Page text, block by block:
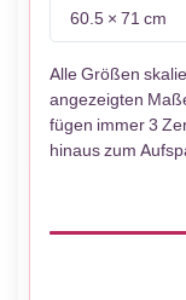
60.5 × 71 cm
Alle Größen
angezeigten
fügen immer 3
hinaus zum